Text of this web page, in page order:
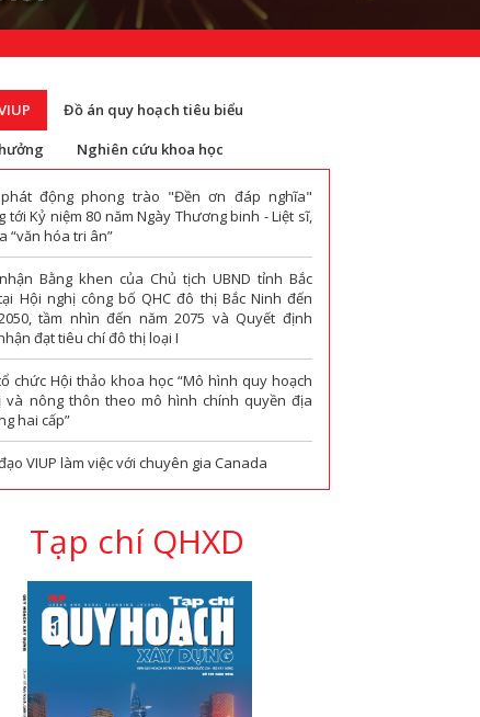
Đồ án quy hoạch tiêu biểu
Nghiên cứu khoa học
phát động phong trào "Đền ơn đáp nghĩa"
tới Kỷ niệm 80 năm Ngày Thương binh - Liệt sĩ,
“văn hóa tri ân”
Bằng khen của Chủ tịch UBND tỉnh Bắc
Hội nghị công bố QHC đô thị Bắc Ninh đến
tầm nhìn đến năm 2075 và Quyết định
đạt tiêu chí đô thị loại I
chức Hội thảo khoa học “Mô hình quy hoạch
và nông thôn theo mô hình chính quyền địa
hai cấp”
VIUP làm việc với chuyên gia Canada
Tạp chí QHXD